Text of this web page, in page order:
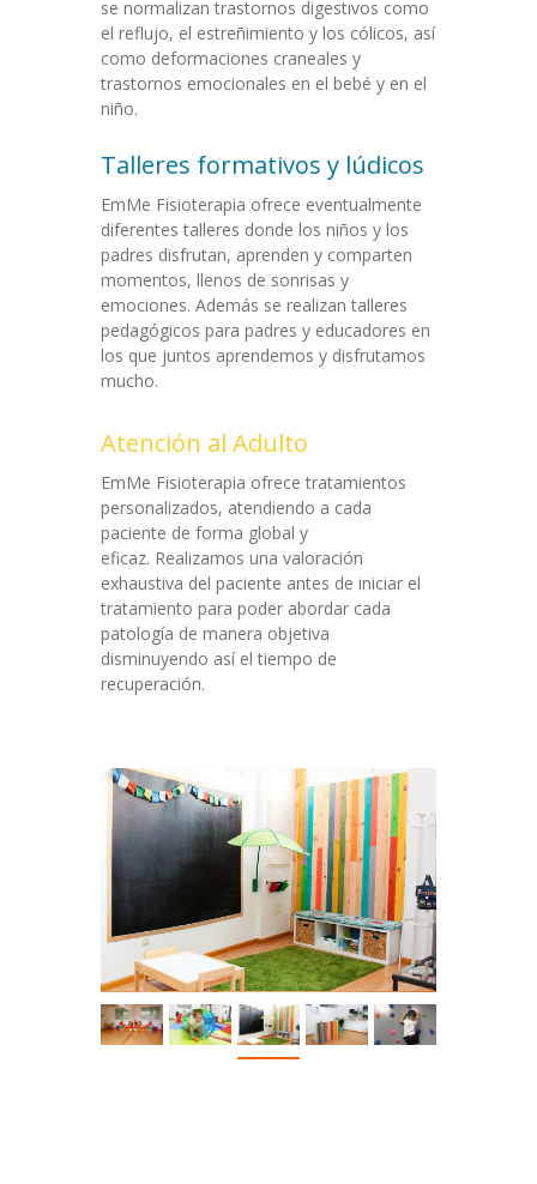
se normalizan trastornos digestivos como
el reflujo, el estreñimiento y los cólicos, así
como deformaciones craneales y
trastornos emocionales en el bebé y en el
niño.
Talleres formativos y lúdicos
EmMe Fisioterapia ofrece eventualmente
diferentes talleres donde los niños y los
padres disfrutan, aprenden y comparten
momentos, llenos de sonrisas y
emociones. Además se realizan talleres
pedagógicos para padres y educadores en
los que juntos aprendemos y disfrutamos
mucho.
Atención al Adulto
EmMe Fisioterapia ofrece tratamientos
personalizados, atendiendo a cada
paciente de forma global y
eficaz. Realizamos una valoración
exhaustiva del paciente antes de iniciar el
tratamiento para poder abordar cada
patología de manera objetiva
disminuyendo así el tiempo de
recuperación.